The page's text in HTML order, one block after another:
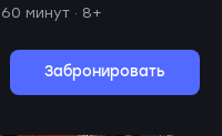
60 минут · 8+
Забронировать